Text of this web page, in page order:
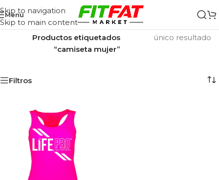
Skip to navigation
Skip to main content
Menu
Inicio/
Productos etiquetados
“camiseta mujer”
único resultado
Filtros